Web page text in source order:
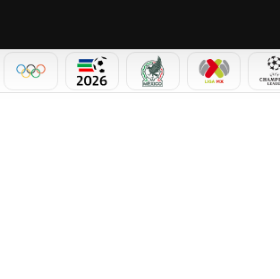
OLÍMPICOSMUNDIAL 2026SELECCIÓNLIGA MX